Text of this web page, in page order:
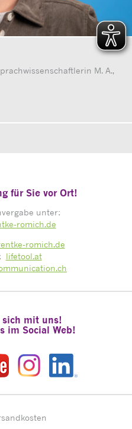
M. A.,
für Sie vor Ort!
unter:
romich.de
romich.de
lifetool.at
sich mit uns!
im Social Web!